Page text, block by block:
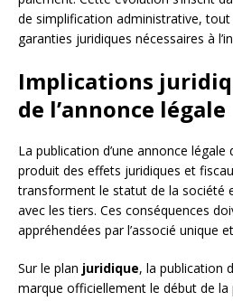
de simplification administrative,
garanties juridiques nécessaires à
Implications
de l’annonce légale
La publication d’une annonce légale
produit des effets juridiques et
transforment le statut de la société
avec les tiers. Ces conséquences
appréhendées par l’associé unique
Sur le plan juridique, la publication
marque officiellement le début de la